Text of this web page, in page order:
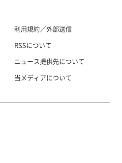
利用規約／外部送信
RSSについて
ニュース提供先について
当メディアについて